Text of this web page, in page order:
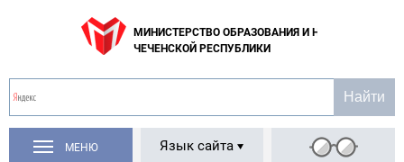
МИНИСТЕРСТВО ОБРАЗОВАНИЯ И НАУКИ
ЧЕЧЕНСКОЙ РЕСПУБЛИКИ
МЕНЮ Язык сайта